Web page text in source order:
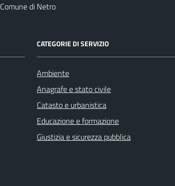
Comune di Netro
CATEGORIE DI SERVIZIO
Ambiente
Anagrafe e stato civile
Catasto e urbanistica
Educazione e formazione
Giustizia e sicurezza pubblica